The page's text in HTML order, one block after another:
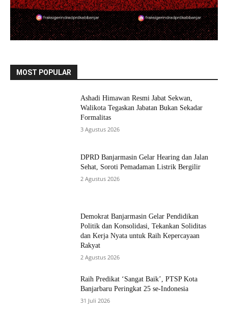
MOST POPULAR
Ashadi Himawan Resmi Jabat Sekwan,
Walikota Tegaskan Jabatan Bukan Sekadar
Formalitas
3 Agustus 2026
DPRD Banjarmasin Gelar Hearing dan Jalan
Sehat, Soroti Pemadaman Listrik Bergilir
2 Agustus 2026
Demokrat Banjarmasin Gelar Pendidikan
Politik dan Konsolidasi, Tekankan Soliditas
dan Kerja Nyata untuk Raih Kepercayaan
Rakyat
2 Agustus 2026
Raih Predikat ‘Sangat Baik’, PTSP Kota
Banjarbaru Peringkat 25 se-Indonesia
31 Juli 2026